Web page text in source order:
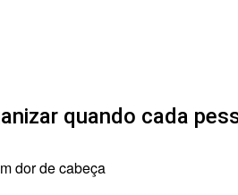
quando cada
dor de cabeça